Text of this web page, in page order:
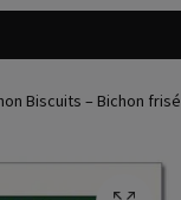
Biscuits – Bichon frisé